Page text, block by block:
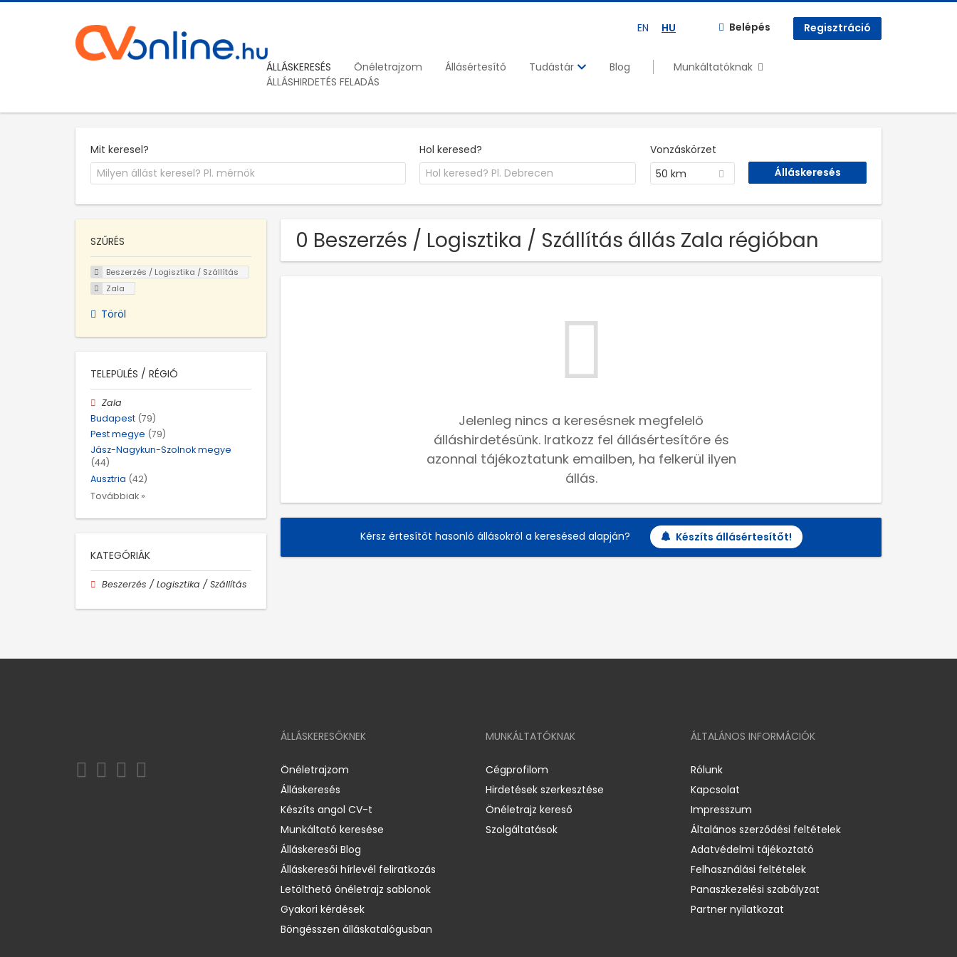
EN HU Belépés Regisztráció
ÁLLÁSKERESÉS Önéletrajzom Állásértesítő Tudástár Blog
Munkáltatóknak
ÁLLÁSHIRDETÉS FELADÁS
Mit keresel? Hol keresed?
Vonzáskörzet
50 km
0 Beszerzés / Logisztika / Szállítás állás Zala régióban
Jelenleg nincs a keresésnek megfelelő
álláshirdetésünk. Iratkozz fel állásértesítőre és
azonnal tájékoztatunk emailben, ha felkerül ilyen
állás.
Kérsz értesítőt hasonló állásokról a keresésed alapján? Készíts állásértesítőt!
SZŰRÉS
Beszerzés / Logisztika / Szállítás
Zala
Töröl
TELEPÜLÉS / RÉGIÓ
Zala
Budapest (79)
Pest megye (79)
Jász-Nagykun-Szolnok megye
(44)
Ausztria (42)
Továbbiak »
KATEGÓRIÁK
Beszerzés / Logisztika / Szállítás
ÁLLÁSKERESŐKNEK
Önéletrajzom
Álláskeresés
Készíts angol CV-t
Munkáltató keresése
Álláskeresői Blog
Álláskeresői hírlevél feliratkozás
Letölthető önéletrajz sablonok
Gyakori kérdések
Böngésszen álláskatalógusban
MUNKÁLTATÓKNAK
Cégprofilom
Hirdetések szerkesztése
Önéletrajz kereső
Szolgáltatások
ÁLTALÁNOS INFORMÁCIÓK
Rólunk
Kapcsolat
Impresszum
Általános szerződési feltételek
Adatvédelmi tájékoztató
Felhasználási feltételek
Panaszkezelési szabályzat
Partner nyilatkozat